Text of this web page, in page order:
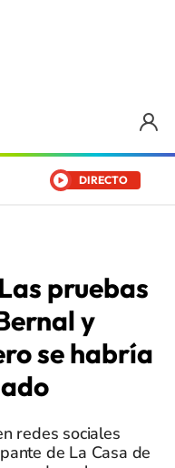
DIRECTO
pruebas
y
se habría
redes sociales
de La Casa de